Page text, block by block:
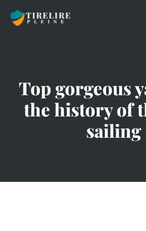
Top gorgeous
the history of
sailing